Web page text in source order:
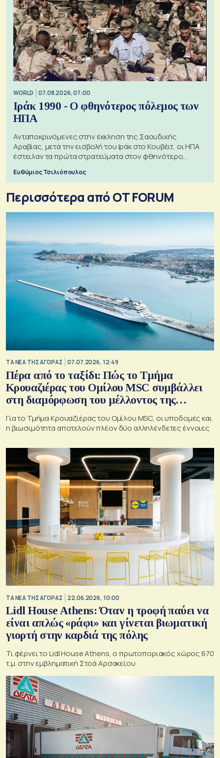
WORLD 07.08.2026, 07:00
Ιράκ 1990 - Ο φθηνότερος πόλεμος των
ΗΠΑ
Ανταποκρινόμενες στην έκκληση της Σαουδικής
Αραβίας, μετά την εισβολή του Ιράκ στο Κουβέιτ, οι ΗΠΑ
έστειλαν τα πρώτα στρατεύματα στον φθηνότερο
Ευθύμιος Τσιλιόπουλος
Περισσότερα από OT FORUM
ΤΑ ΝΕΑ ΤΗΣ ΑΓΟΡΑΣ 07.07.2026, 12:49
Πέρα από το ταξίδι: Πώς το Τμήμα
Κρουαζιέρας του Ομίλου MSC συμβάλλει
στη διαμόρφωση του μέλλοντος της
κρουαζιέρας στην Ελλάδα
Για το Τμήμα Κρουαζιέρας του Ομίλου MSC, οι υποδομές και
η βιωσιμότητα αποτελούν πλέον δύο αλληλένδετες έννοιες
ΤΑ ΝΕΑ ΤΗΣ ΑΓΟΡΑΣ 22.06.2026, 10:00
Lidl House Athens: Όταν η τροφή παύει να
είναι απλώς «ράφι» και γίνεται βιωματική
γιορτή στην καρδιά της πόλης
Τι φέρνει το Lidl House Athens, ο πρωτοποριακός χώρος 670
τ.μ. στην εμβληματική Στοά Αρσακείου